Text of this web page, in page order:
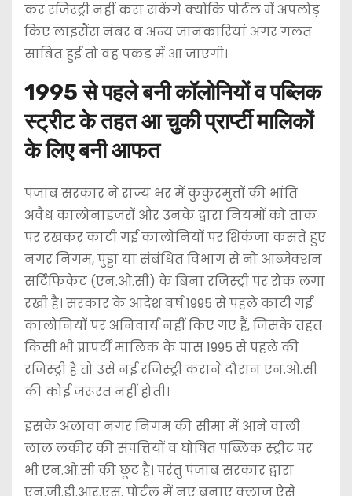
कर रजिस्ट्री नहीं करा सकेंगे क्योंकि पोर्टल में अपलोड़
किए लाइसैंस नंबर व अन्य जानकारियां अगर गलत
साबित हुई तो वह पकड़ में आ जाएगी।
1995 से पहले बनी कॉलोनियों व पब्लिक
स्ट्रीट के तहत आ चुकी प्रार्प्टी मालिकों
के लिए बनी आफत
पंजाब सरकार ने राज्य भर में कुकुरमुत्तों की भांति
अवैध कालोनाइजरों और उनके द्वारा नियमों को ताक
पर रखकर काटी गई कालोनियों पर शिकंजा कसते हुए
नगर निगम, पुड्डा या संबंधित विभाग से नो आब्जेक्शन
सर्टिफिकेट (एन.ओ.सी) के बिना रजिस्ट्री पर रोक लगा
रखी है। सरकार के आदेश वर्ष 1995 से पहले काटी गई
कालोनियों पर अनिवार्य नहीं किए गए हैं, जिसके तहत
किसी भी प्रापर्टी मालिक के पास 1995 से पहले की
रजिस्ट्री है तो उसे नई रजिस्ट्री कराने दौरान एन.ओ.सी
की कोई जरूरत नहीं होती।
इसके अलावा नगर निगम की सीमा में आने वाली
लाल लकीर की संपत्तियों व घोषित पब्लिक स्ट्रीट पर
भी एन.ओ.सी की छूट है। परंतु पंजाब सरकार द्वारा